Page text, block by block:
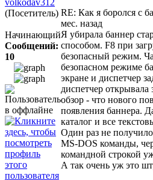
(Посетитель)
Начинающий
Сообщений:
10
RE: Как я боролся с
мес. назад
Я убирала баннер
способом. F8 при
безопасный режим.
безопасном режиме
экране и диспетчер
диспетчер открывала
обзор - что нового
появления баннера.
каталог и все
Один раз не
MS-DOS команды,
командной строкой
А так очень уж это